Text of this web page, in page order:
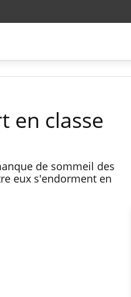
en classe
de sommeil des
eux s'endorment en